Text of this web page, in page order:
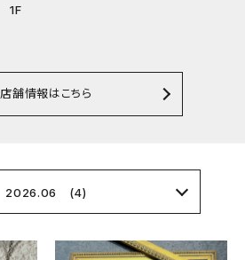
1F
店舗情報はこちら
2026.06 (4)